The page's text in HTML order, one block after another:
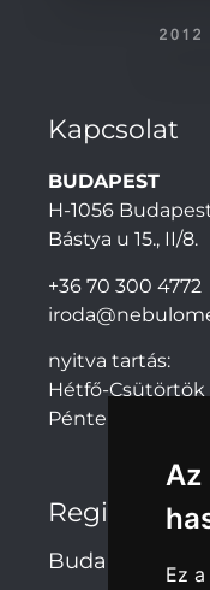
Az
Ez
Kapcsolat
BUDAPEST
H-1056
Bástya u 15., II/8.
+36 70 300 4772
nyitva tartás:
Hétfő-Csütörtök
Péntek: 09:00-
Regionális
Budapest